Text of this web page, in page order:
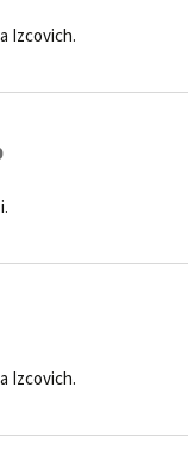
Izcovich.
Izcovich.